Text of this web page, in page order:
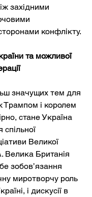
західними
конфлікту.
та можливої
значущих тем для
Трампом і королем
стане Україна
спільної
Великої
Велика Британія
зобов’язання
миротворчу роль
і дискусії в